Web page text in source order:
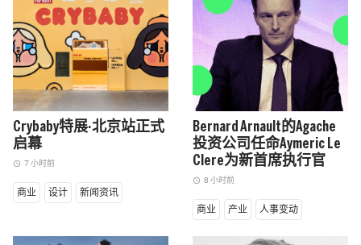
Crybaby特展·北京站正式
启幕
access_time 7 小时前
商业 设计 新闻资讯
Bernard Arnault的Agache
投资公司任命Aymeric Le
Clere为新首席执行官
access_time 8 小时前
商业 产业 人事变动